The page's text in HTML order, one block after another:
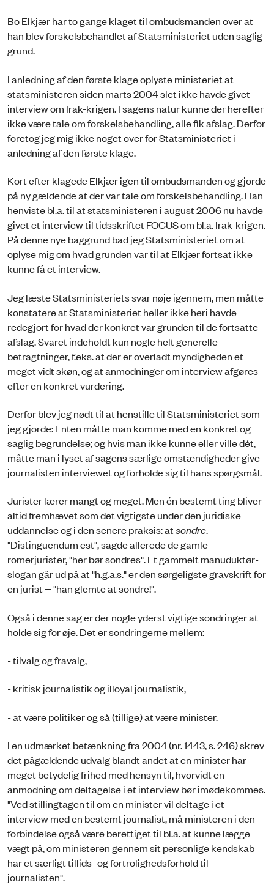
Bo Elkjær har to gange klaget til ombudsmanden over at
han blev forskelsbehandlet af Statsministeriet uden saglig
grund.
I anledning af den første klage oplyste ministeriet at
statsministeren siden marts 2004 slet ikke havde givet
interview om Irak-krigen. I sagens natur kunne der herefter
ikke være tale om forskelsbehandling, alle fik afslag. Derfor
foretog jeg mig ikke noget over for Statsministeriet i
anledning af den første klage.
Kort efter klagede Elkjær igen til ombudsmanden og gjorde
på ny gældende at der var tale om forskelsbehandling. Han
henviste bl.a. til at statsministeren i august 2006 nu havde
givet et interview til tidsskriftet FOCUS om bl.a. Irak-krigen.
På denne nye baggrund bad jeg Statsministeriet om at
oplyse mig om hvad grunden var til at Elkjær fortsat ikke
kunne få et interview.
Jeg læste Statsministeriets svar nøje igennem, men måtte
konstatere at Statsministeriet heller ikke heri havde
redegjort for hvad der konkret var grunden til de fortsatte
afslag. Svaret indeholdt kun nogle helt generelle
betragtninger, f.eks. at der er overladt myndigheden et
meget vidt skøn, og at anmodninger om interview afgøres
efter en konkret vurdering.
Derfor blev jeg nødt til at henstille til Statsministeriet som
jeg gjorde: Enten måtte man komme med en konkret og
saglig begrundelse; og hvis man ikke kunne eller ville dét,
måtte man i lyset af sagens særlige omstændigheder give
journalisten interviewet og forholde sig til hans spørgsmål.
Jurister lærer mangt og meget. Men én bestemt ting bliver
altid fremhævet som det vigtigste under den juridiske
uddannelse og i den senere praksis: atsondre.
"Distinguendum est", sagde allerede de gamle
romerjurister, "her bør sondres". Et gammelt manuduktør-
slogan går ud på at "h.g.a.s." er den sørgeligste gravskrift for
en jurist − "han glemte at sondre!".
Også i denne sag er der nogle yderst vigtige sondringer at
holde sig for øje. Det er sondringerne mellem:
- tilvalg og fravalg,
- kritisk journalistik og illoyal journalistik,
- at være politiker og så (tillige) at være minister.
I en udmærket betænkning fra 2004 (nr. 1443, s. 246) skrev
det pågældende udvalg blandt andet at en minister har
meget betydelig frihed med hensyn til, hvorvidt en
anmodning om deltagelse i et interview bør imødekommes.
"Ved stillingtagen til om en minister vil deltage i et
interview med en bestemt journalist, må ministeren i den
forbindelse også være berettiget til bl.a. at kunne lægge
vægt på, om ministeren gennem sit personlige kendskab
har et særligt tillids- og fortrolighedsforhold til
journalisten".